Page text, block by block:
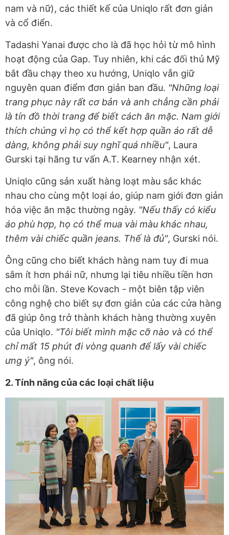
nam và nữ), các thiết kế của Uniqlo rất đơn giản
và cổ điển.
Tadashi Yanai được cho là đã học hỏi từ mô hình
hoạt động của Gap. Tuy nhiên, khi các đối thủ Mỹ
bắt đầu chạy theo xu hướng, Uniqlo vẫn giữ
nguyên quan điểm đơn giản ban đầu. "Những loại
trang phục này rất cơ bản và anh chẳng cần phải
là tín đồ thời trang để biết cách ăn mặc. Nam giới
thích chúng vì họ có thể kết hợp quần áo rất dễ
dàng, không phải suy nghĩ quá nhiều", Laura
Gurski tại hãng tư vấn A.T. Kearney nhận xét.
Uniqlo cũng sản xuất hàng loạt màu sắc khác
nhau cho cùng một loại áo, giúp nam giới đơn giản
hóa việc ăn mặc thường ngày. "Nếu thấy có kiểu
áo phù hợp, họ có thể mua vài màu khác nhau,
thêm vài chiếc quần jeans. Thế là đủ", Gurski nói.
Ông cũng cho biết khách hàng nam tuy đi mua
sắm ít hơn phái nữ, nhưng lại tiêu nhiều tiền hơn
cho mỗi lần. Steve Kovach - một biên tập viên
công nghệ cho biết sự đơn giản của các cửa hàng
đã giúp ông trở thành khách hàng thường xuyên
của Uniqlo. "Tôi biết mình mặc cỡ nào và có thể
chỉ mất 15 phút đi vòng quanh để lấy vài chiếc
ưng ý", ông nói.
2. Tính năng của các loại chất liệu